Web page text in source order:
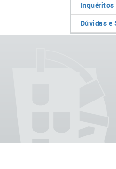
Inquéritos
Dúvidas e